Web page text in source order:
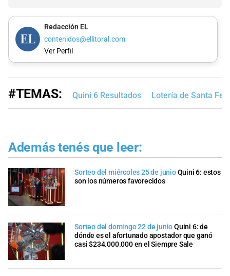
Redacción EL
contenidos@ellitoral.com
Ver Perfil
#TEMAS: Quini 6 Resultados Lotería de Santa Fe
Además tenés que leer:
Sorteo del miércoles 25 de junioQuini 6: estos
son los números favorecidos
Sorteo del domingo 22 de junioQuini 6: de
dónde es el afortunado apostador que ganó
casi $234.000.000 en el Siempre Sale